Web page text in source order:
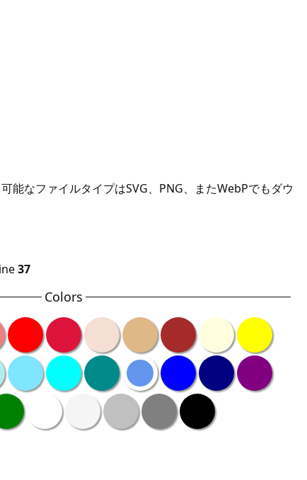
能なファイルタイプはSVG、PNG、またWebPでもダウ
37
Colors